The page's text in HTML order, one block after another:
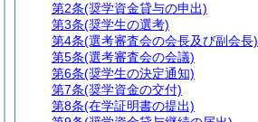
第2条(奨学資金貸与の申出)
第3条(奨学生の選考)
第4条(選考審査会の会長及び副会長)
第5条(選考審査会の会議)
第6条(奨学生の決定通知)
第7条(奨学資金の交付)
第8条(在学証明書の提出)